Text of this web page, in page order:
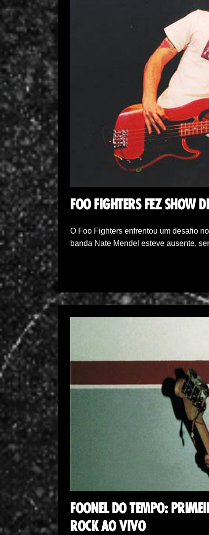
FOO FIGHTERS FEZ SHOW
O Foo Fighters enfrentou um desafio
banda Nate Mendel esteve ausente,
FOONEL DO TEMPO:
ROCK AO VIVO